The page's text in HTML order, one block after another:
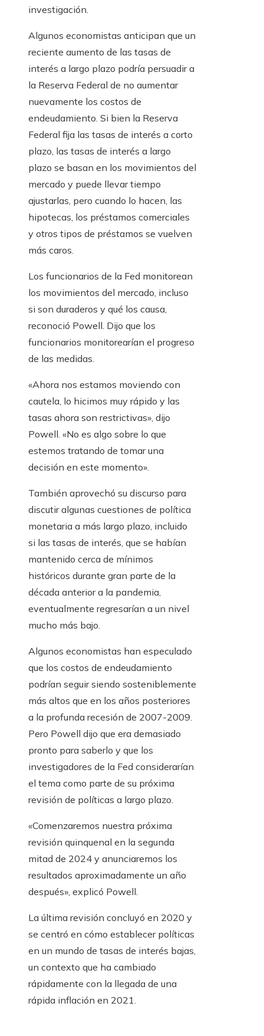
investigación.
Algunos economistas anticipan que un
reciente aumento de las tasas de
interés a largo plazo podría persuadir a
la Reserva Federal de no aumentar
nuevamente los costos de
endeudamiento. Si bien la Reserva
Federal fija las tasas de interés a corto
plazo, las tasas de interés a largo
plazo se basan en los movimientos del
mercado y puede llevar tiempo
ajustarlas, pero cuando lo hacen, las
hipotecas, los préstamos comerciales
y otros tipos de préstamos se vuelven
más caros.
Los funcionarios de la Fed monitorean
los movimientos del mercado, incluso
si son duraderos y qué los causa,
reconoció Powell. Dijo que los
funcionarios monitorearían el progreso
de las medidas.
«Ahora nos estamos moviendo con
cautela, lo hicimos muy rápido y las
tasas ahora son restrictivas», dijo
Powell. «No es algo sobre lo que
estemos tratando de tomar una
decisión en este momento».
También aprovechó su discurso para
discutir algunas cuestiones de política
monetaria a más largo plazo, incluido
si las tasas de interés, que se habían
mantenido cerca de mínimos
históricos durante gran parte de la
década anterior a la pandemia,
eventualmente regresarían a un nivel
mucho más bajo.
Algunos economistas han especulado
que los costos de endeudamiento
podrían seguir siendo sosteniblemente
más altos que en los años posteriores
a la profunda recesión de 2007-2009.
Pero Powell dijo que era demasiado
pronto para saberlo y que los
investigadores de la Fed considerarían
el tema como parte de su próxima
revisión de políticas a largo plazo.
«Comenzaremos nuestra próxima
revisión quinquenal en la segunda
mitad de 2024 y anunciaremos los
resultados aproximadamente un año
después», explicó Powell.
La última revisión concluyó en 2020 y
se centró en cómo establecer políticas
en un mundo de tasas de interés bajas,
un contexto que ha cambiado
rápidamente con la llegada de una
rápida inflación en 2021.